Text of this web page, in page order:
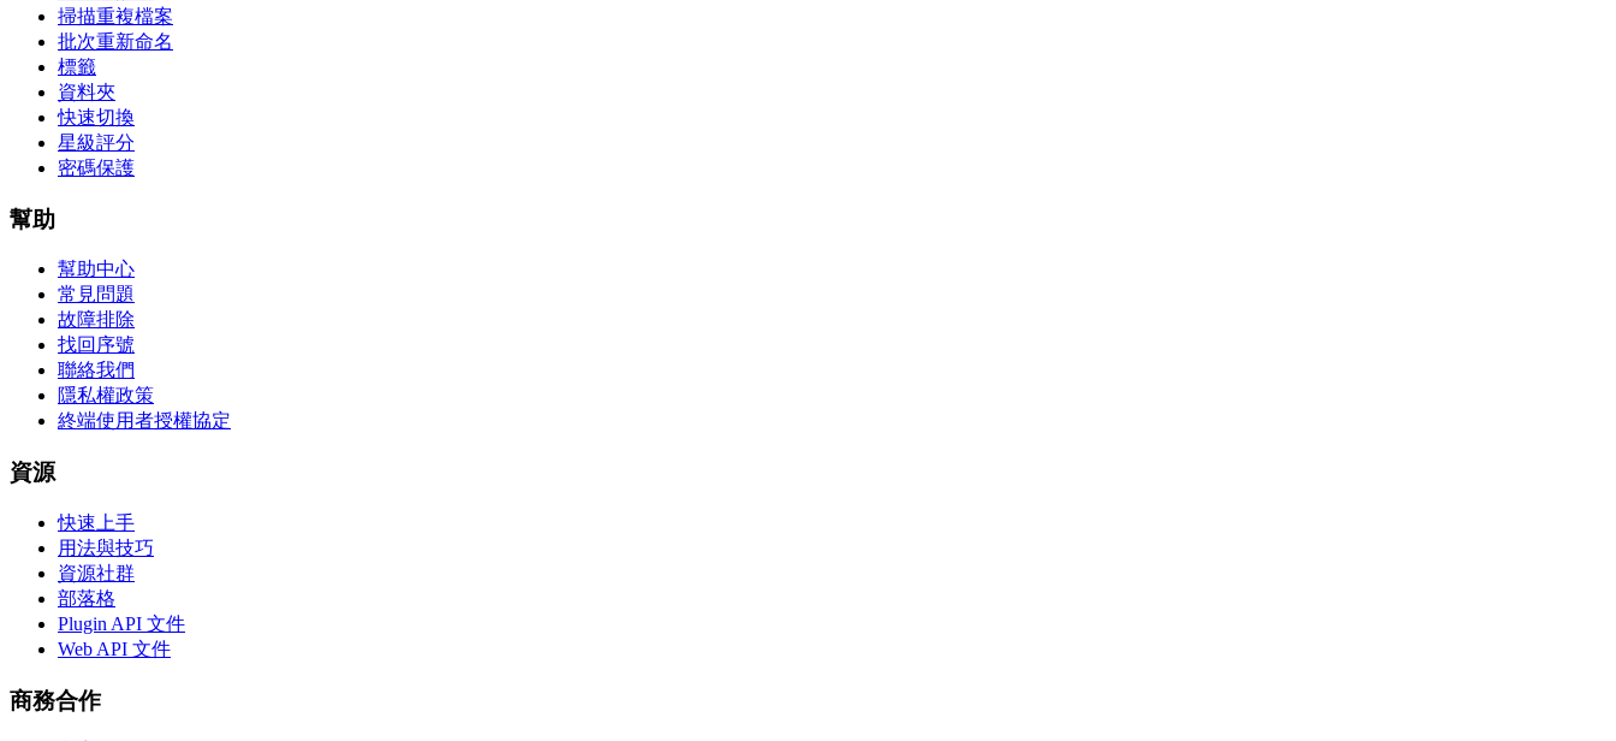
掃描重複檔案
批次重新命名
標籤
資料夾
快速切換
星級評分
密碼保護
幫助
幫助中心
常見問題
故障排除
找回序號
聯絡我們
隱私權政策
終端使用者授權協定
資源
快速上手
用法與技巧
資源社群
部落格
Plugin API 文件
Web API 文件
商務合作